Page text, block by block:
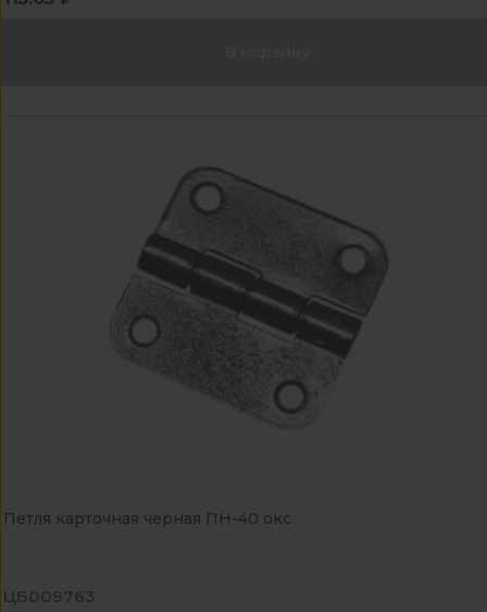
Петля карточная черная ПН-40 окс
ЦБ009763